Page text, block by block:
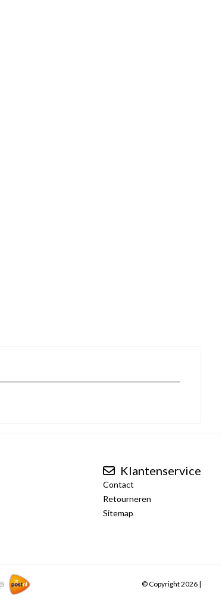
Klantenservice
Contact
Retourneren
Sitemap
© Copyright 2026 |